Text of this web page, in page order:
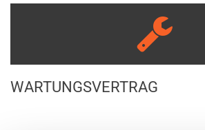

WARTUNGSVERTRAG